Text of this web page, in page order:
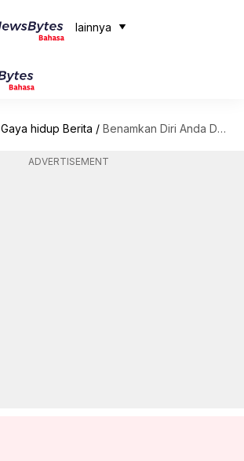
lainnya
Gaya hidup Berita / Benamkan Diri Anda Dalam Budaya Kedai Kopi Wina
ADVERTISEMENT